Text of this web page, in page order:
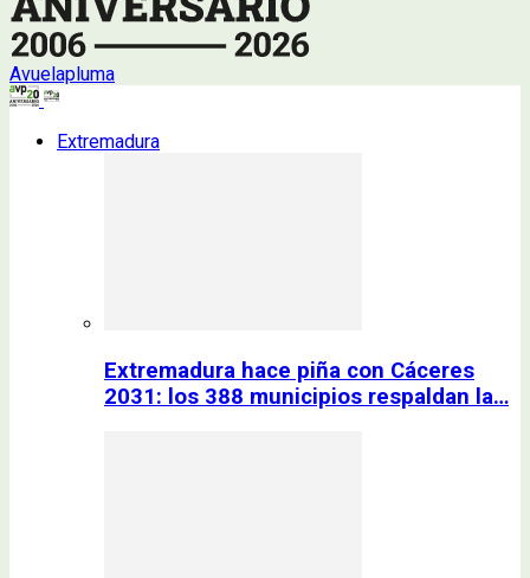
Avuelapluma
Extremadura
Extremadura hace piña con Cáceres
2031: los 388 municipios respaldan la…